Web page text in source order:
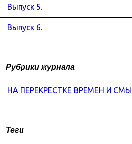
Выпуск 5.
Выпуск 6.
Рубрики журнала
НА ПЕРЕКРЕСТКЕ ВРЕМЕН И
Теги